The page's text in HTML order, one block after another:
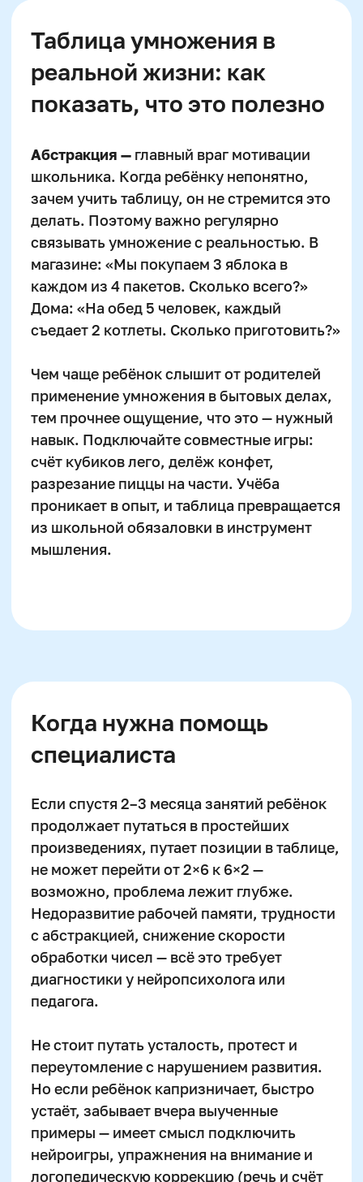
Присоединиться
Политика конфиденциальности
Оставить заявку
Скорочтение
Математика
Подготовка к школе
Написание сочинений
Русский язык
Нейрокурс
Положение о проведении акции
Наши методисты
Материнский капитал
Программы
Структура и органы
© SKILLZANIA. Все права защищены.
Организация и осуществление образовательной
деятельности по программе доп. образования
АВТОНОМНАЯ НЕКОММЕРЧЕСКАЯ ОРГАНИЗАЦИЯ
ДОПОЛНИТЕЛЬНОГО ОБРАЗОВАНИЯ "ШКОЛА
НЕЙРОРАЗВИТИЯ И ОБУЧЕНИЯ ДЕТЕЙ"
ИНН: 9727116117, ОГРН: 1257700472831
Телефон: +7 (800) 100-11-43, Почта: anodo@skillzania.ru
Сайт Минобрнауки России
Сайт Минпросвещения России
Публичная оферта